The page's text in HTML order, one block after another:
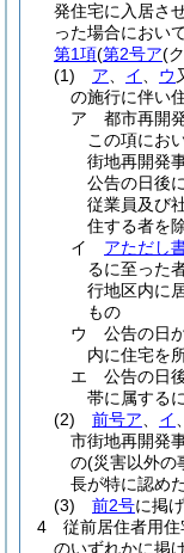
発住宅に入居さ
った場合におい
第1項(第2号ア(
(1)
ア イ ウ
の施行に伴い
ア
都市再開
この項にお
街地再開発
公告の日後
従業員及び
住する者を除
イ
アただし
るに至った
行地区内に
もの
ウ
公告の日
内に住宅を
エ
公告の日
帯に属する
(2)
前号ア イ
市街地再開発
の(災害以外の
長が特に認め
(3)
前2号に掲
4
従前居住者用住
のいずれかに掲